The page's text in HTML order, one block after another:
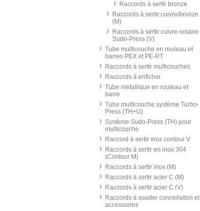
Raccords à sertir bronze
Raccords à sertir cuivre/bronze
(M)
Raccords à sertir cuivre-solaire
Sudo-Press (V)
Tube multicouche en rouleau et
barres PEX et PE-RT
Raccords à sertir multicouches
Raccords à enficher
Tube métallique en rouleau et
barre
Tube multicouche système Turbo-
Press (TH+U)
Système Sudo-Press (TH) pour
multicouche
Raccord à sertir inox contour V
Raccords à sertir en inox 304
(Contour M)
Raccords à sertir inox (M)
Raccords à sertir acier C (M)
Raccords à sertir acier C (V)
Raccords à souder cuivre/laiton et
accessoires